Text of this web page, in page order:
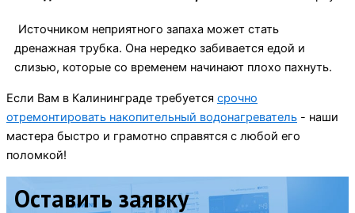
Источником неприятного запаха может стать
дренажная трубка. Она нередко забивается едой и
слизью, которые со временем начинают плохо пахнуть.
Если Вам в Калининграде требуется срочно
отремонтировать накопительный водонагреватель - наши
мастера быстро и грамотно справятся с любой его
поломкой!
Оставить заявку